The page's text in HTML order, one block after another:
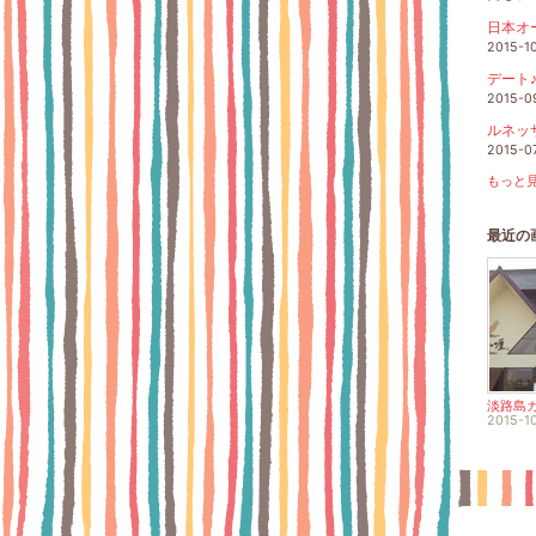
日本オ
2015-
デート♪
2015-
ルネッ
2015-
もっと
最近の
2015-